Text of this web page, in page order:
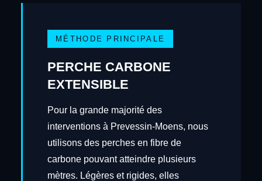
MÉTHODE PRINCIPALE
PERCHE CARBONE
EXTENSIBLE
Pour la grande majorité des
interventions à Prevessin-Moens, nous
utilisons des perches en fibre de
carbone pouvant atteindre plusieurs
mètres. Légères et rigides, elles